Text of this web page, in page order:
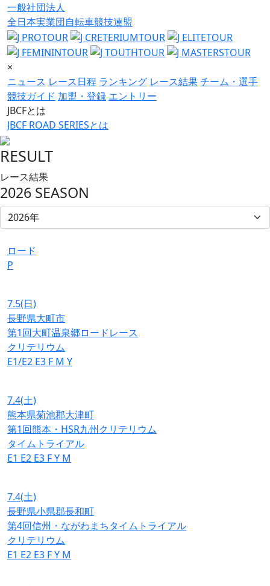
一般社団法人
全日本実業団自転車競技連盟
×
ニュース レース日程 ランキング レース結果チーム・選手
競技ガイド 加盟・登録 エントリー
JBCFとは
JBCF ROAD SERIESとは
RESULT
レース結果
2026 SEASON
ロード
P
7.5(日)
長野県大町市
第1回大町温泉郷ロードレース
クリテリウム
E1/E2 E3 F M Y
7.4(土)
熊本県菊池郡大津町
第1回熊本・HSR九州クリテリウム
タイムトライアル
E1 E2 E3 FY M
7.4(土)
長野県小県郡長和町
第4回信州・ながわまちタイムトライアル
クリテリウム
E1 E2 E3 FY M